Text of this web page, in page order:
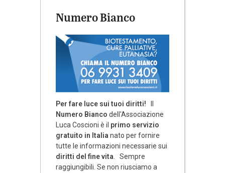
Numero Bianco
Per fare luce sui tuoi diritti!
Numero Bianco dell'Associazione
Luca Coscioni è il primo servizio
gratuito in Italia nato per fornire
tutte le informazioni necessarie sui
diritti del fine vita . Sempre
raggiungibili. Se non riusciamo a